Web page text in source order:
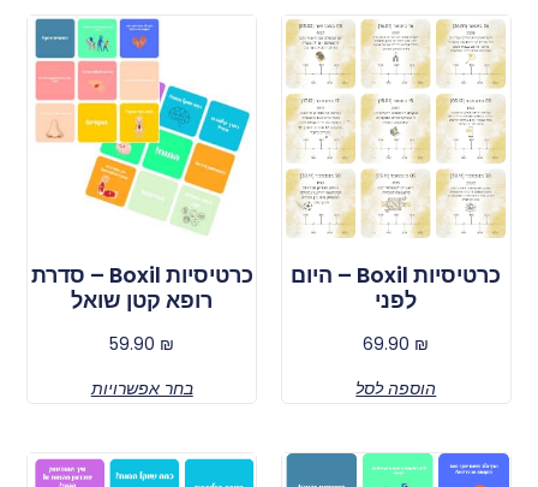
כרטיסיות Boxil – היום
לפני
69.90 ₪
הוספה לסל
כרטיסיות Boxil – סדרת
רופא קטן שואל
59.90 ₪
בחר אפשרויות